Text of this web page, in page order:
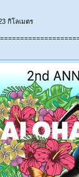
กิโลเมตร